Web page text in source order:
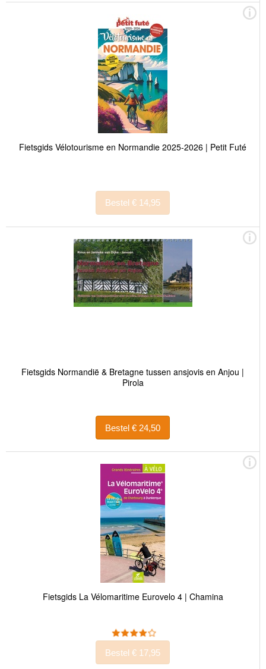
Fietsgids Vélotourisme en Normandie 2025-2026 | Petit Futé
Bestel € 14,95
Fietsgids Normandië & Bretagne tussen ansjovis en Anjou |
Pirola
Bestel € 24,50
Fietsgids La Vélomaritime Eurovelo 4 | Chamina
Bestel € 17,95